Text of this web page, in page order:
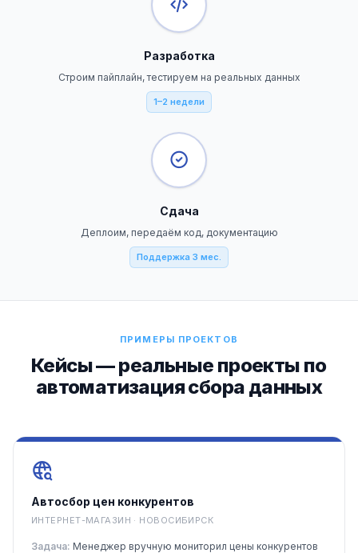
Разработка
Строим пайплайн, тестируем на реальных данных
1–2 недели
Сдача
Деплоим, передаём код, документацию
Поддержка 3 мес.
ПРИМЕРЫ ПРОЕКТОВ
Кейсы — реальные проекты по
автоматизация сбора данных
Автосбор цен конкурентов
ИНТЕРНЕТ-МАГАЗИН · НОВОСИБИРСК
Задача: Менеджер вручную мониторил цены конкурентов